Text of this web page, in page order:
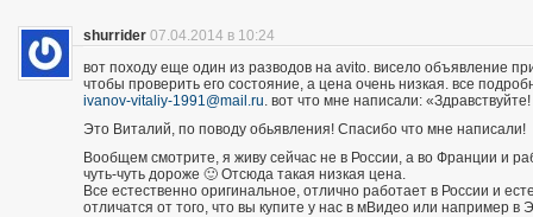
shurrider 07.04.2014 в 10:24
вот походу еще один из разводов на avito. висело объявление
чтобы проверить его состояние, а цена очень низкая. все
ivanov-vitaliy-1991@mail.ru. вот что мне написали: «Здравствуйте!
Это Виталий, по поводу обьявления! Спасибо что мне написали!
Вообщем смотрите, я живу сейчас не в России, а во Франции и
чуть-чуть дороже 🙂 Отсюда такая низкая цена.
Все естественно оригинальное, отлично работает в России и
отличатся от того, что вы купите у нас в мВидео или например в